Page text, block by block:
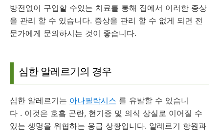
방전없이 구입할 수있는 치료를 통해 집에서 이러한 증상
을 관리 할 수 ​​있습니다. 증상을 관리 할 수 ​​없게 되면 전
문가에게 문의하시는 것이 좋습니다.
심한 알레르기의 경우
심한 알레르기는 아나필락시스 를 유발할 수 있습니
다 . 이것은 호흡 곤란, 현기증 및 의식 상실로 이어질 수
있는 생명을 위협하는 응급 상황입니다. 알레르기 항원과